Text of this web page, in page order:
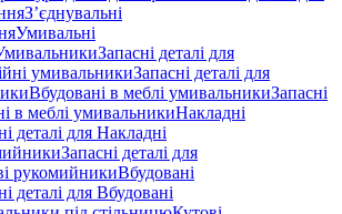
З’єднувальні
Умивальні
Запасні деталі для
умивальникиЗапасні деталі для
Вбудовані в меблі умивальникиЗапасні
в меблі умивальникиНакладні
деталі для Накладні
Запасні деталі для
рукомийникиВбудовані
деталі для Вбудовані